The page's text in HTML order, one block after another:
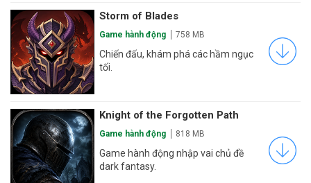
Storm of Blades
Game hành động 758 MB
Chiến đấu, khám phá các hầm ngục
tối.
Knight of the Forgotten Path
Game hành động 818 MB
Game hành động nhập vai chủ đề
dark fantasy.